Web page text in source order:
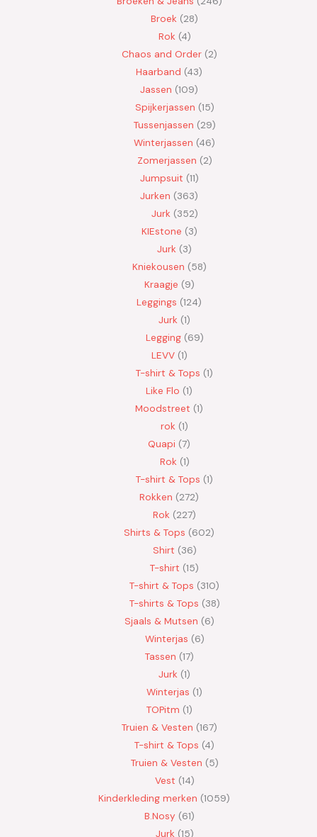
Broek 28
Rok 4
Chaos and Order 2
Haarband 43
Jassen 109
Spijkerjassen 15
Tussenjassen 29
Winterjassen 46
Zomerjassen 2
Jumpsuit 11
Jurken 363
Jurk 352
KIEstone 3
Jurk 3
Kniekousen 58
Kraagje 9
Leggings 124
Jurk 1
Legging 69
LEVV 1
T-shirt & Tops 1
Like Flo 1
Moodstreet 1
rok 1
Quapi 7
Rok 1
T-shirt & Tops 1
Rokken 272
Rok 227
Shirts & Tops 602
Shirt 36
T-shirt 15
T-shirt & Tops 310
T-shirts & Tops 38
Sjaals & Mutsen 6
Winterjas 6
Tassen 17
Jurk 1
Winterjas 1
TOPitm 1
Truien & Vesten 167
T-shirt & Tops 4
Truien & Vesten 5
Vest 14
Kinderkleding merken 1059
B.Nosy 61
Jurk 15